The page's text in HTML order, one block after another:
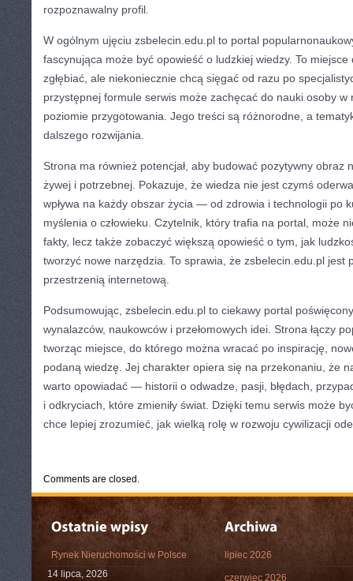
rozpoznawalny profil.
W ogólnym ujęciu zsbelecin.edu.pl to portal
fascynująca może być opowieść o ludzkiej wiedzy. To
zgłębiać, ale niekoniecznie chcą sięgać od razu po
przystępnej formule serwis może zachęcać do nauki osoby w
poziomie przygotowania. Jego treści są różnorodne, a
dalszego rozwijania.
Strona ma również potencjał, aby budować pozytywny obraz
żywej i potrzebnej. Pokazuje, że wiedza nie jest czymś
wpływa na każdy obszar życia — od zdrowia i technologii po
myślenia o człowieku. Czytelnik, który trafia na portal, może
fakty, lecz także zobaczyć większą opowieść o tym, jak
tworzyć nowe narzędzia. To sprawia, że zsbelecin.edu.pl jest
przestrzenią internetową.
Podsumowując, zsbelecin.edu.pl to ciekawy portal
wynalazców, naukowców i przełomowych idei. Strona łączy
tworząc miejsce, do którego można wracać po inspirację,
podaną wiedzę. Jej charakter opiera się na przekonaniu, że
warto opowiadać — historii o odwadze, pasji, błędach,
i odkryciach, które zmieniły świat. Dzięki temu serwis może
chce lepiej zrozumieć, jak wielką rolę w rozwoju cywilizacji
Comments are closed.
Rynek Nieruchomości w Polsce
14 lipca, 2026
lipiec 2026
czerwiec 2026